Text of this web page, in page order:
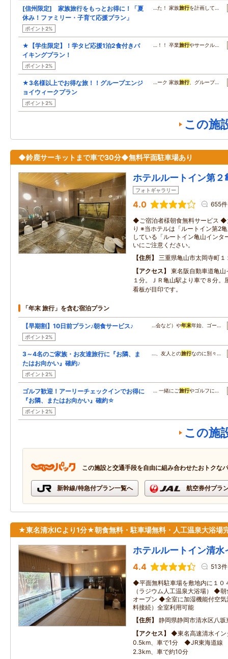
[信州限定] 家族旅行をもっとお得に！「夏
休み！ファミリー・子育て応援プラン」
ポイント2%
…た！ 家族旅行を計画して…
★【学生限定】！学タビ応援1泊2食付きバ
イキングプラン！
ポイント2%
…！！ 卒業旅行やサークル…
★3名様以上でお得な旅！！グループエンジ
ョイウィークプラン
ポイント2%
…ーク 家族旅行、グループ…
この施
◆鈴鹿サーキットまで車で30分◆無料平面駐車場あり
ホテルルートイン第２
フォトギャラリー
4.0 655件
◆ご宿泊者様朝食無料サービス
り ※当ホテルは「ルートイン第2
している「ルートイン亀山インタ
いにご注意ください。
住所
三重県亀山市太岡寺町１
アクセス
東名阪自動車道亀
１分。ＪＲ亀山駅より車で８分。
看板が目印です。
「年末 旅行」を含む宿泊プラン
【早期割】10日前プラン♪朝食サービス♪
ポイント2%
…会など）や年末年始、ゴー…
3～4名のご家族・お友達旅行に『お隣、ま
たはお向かい』確約♪
ポイント2%
…、友人との旅行なのに別々…
ゴルフ歓迎！アーリーチェックインでお得に
『お隣、またはお向かい』確約☆
ポイント2%
… 一緒にご旅行やゴルフに…
この施
この施設と交通手段を自由に組み合わせたおトクな
新幹線/特急付プラン一覧へ 航空券付プラ
★東名清水ICより1分★朝食無料・駐車場無料・人工温泉大浴場
ホテルルートイン清水
4.4 513件
◆平面無料駐車場を敷地内に１
（ラジウム人工温泉大浴場） ◆
オープン ◆全室に加湿機能付空
料接続）全室利用可能
住所
静岡県静岡市清水区八
アクセス
◆東名高速清水イン
0.5km、車で1分 ◆JR東海道線
2.3km、車で約10分